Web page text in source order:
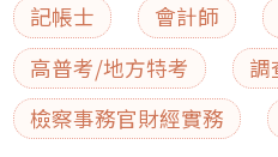
記帳士 會計師
高普考/地方特考
調
檢察事務官財經實務